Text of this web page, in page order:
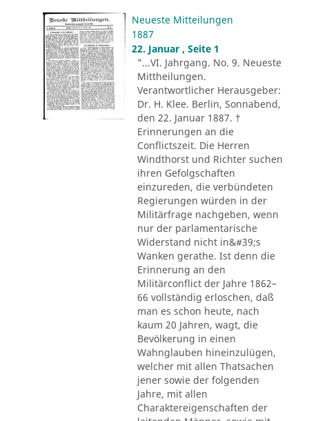
Neueste Mitteilungen
1887
22. Januar , Seite 1
"...VI. Jahrgang. No. 9. Neueste
Mittheilungen.
Verantwortlicher Herausgeber:
Dr. H. Klee. Berlin, Sonnabend,
den 22. Januar 1887. †
Erinnerungen an die
Conflictszeit. Die Herren
Windthorst und Richter suchen
ihren Gefolgschaften
einzureden, die verbündeten
Regierungen würden in der
Militärfrage nachgeben, wenn
nur der parlamentarische
Widerstand nicht in&#39;s
Wanken gerathe. Ist denn die
Erinnerung an den
Militärconflict der Jahre 1862–
66 vollständig erloschen, daß
man es schon heute, nach
kaum 20 Jahren, wagt, die
Bevölkerung in einen
Wahnglauben hineinzulügen,
welcher mit allen Thatsachen
jener sowie der folgenden
Jahre, mit allen
Charaktereigenschaften der